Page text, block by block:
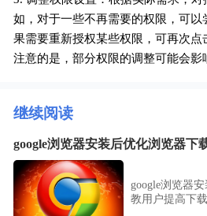
如，对于一些不再需要的权限，可以
果需要重新授权某些权限，可再次点
注意的是，部分权限的调整可能会影
继续阅读
google浏览器安装后优化浏览器下
google浏览器
教用户提高下